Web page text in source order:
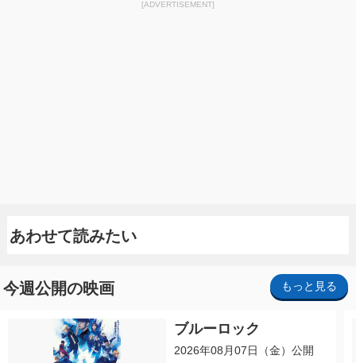
[ADVERTISEMENT]
あわせて読みたい
今週公開の映画 もっと見る
ブルーロック
2026年08月07日（金）公開